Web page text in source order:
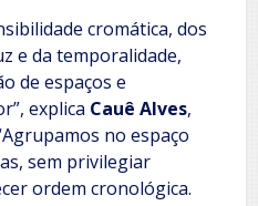
cromática, dos
e da temporalidade,
de espaços e
explica Cauê Alves,
no espaço
sem privilegiar
ordem cronológica.